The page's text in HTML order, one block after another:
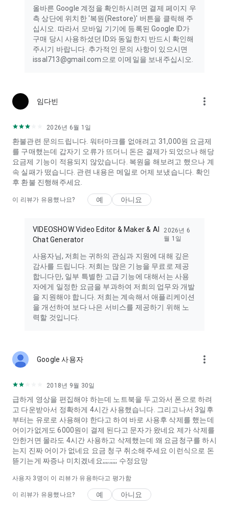
올바른 Google 계정을 확인하시려면 결제 페이지 우
측 상단에 위치한 '복원(Restore)' 버튼을 클릭해 주
십시오. 따라서 모바일 기기에 등록된 Google ID가
구매 당시 사용하셨던 ID와 동일한지 반드시 확인해
주시기 바랍니다. 추가적인 문의 사항이 있으시면
issal713@gmail.com으로 이메일을 보내주십시오.
임다빈 more_vert
2026년 6월 1일
환불관련 문의드립니다. 워터마크를 없애려고 31,000원 요금제
를 구매했는데 갑자기 오류가 뜨더니 돈은 결제가 되었으나 해당
요금제 기능이 적용되지 않았습니다. 복원을 해보려고 했으나 계
속 실패가 떴습니다. 관련 내용은 메일로 어제 보냈습니다. 확인
후 환불 진행해주세요.
이 리뷰가 유용했나요? 예 아니요
VIDEOSHOW Video Editor & Maker & AI
Chat Generator
2026년 6
월 1일
사용자님, 저희는 귀하의 관심과 지원에 대해 깊은
감사를 드립니다. 저희는 많은 기능을 무료로 제공
합니다만, 일부 특별한 고급 기능에 대해서는 사용
자에게 일정한 요금을 부과하여 저희의 업무와 개발
을 지원해야 합니다. 저희는 계속해서 애플리케이션
을 개선하여 보다 나은 서비스를 제공하기 위해 노
력할 것입니다.
Google 사용자 more_vert
2018년 9월 30일
급하게 영상을 편집해야 하는데 노트북을 두고와서 폰으로 하려
고 다운받아서 정확하게 4시간 사용했습니다. 그리고나서 3일후
부터는 유로로 사용해야 한다고 하여 바로 사용후 삭제를 했는데
어이가없게도 6000원이 결제 된다고 문자가 왔네요 제가 삭제를
안한거면 몰라도 4시간 사용하고 삭제했는데 왜 요금청구를 하시
는지 진짜 어이가 없네요 요금 청구 취소해주세요 이런식으로 돈
뜯기는게 짜증나 미치겠네요;;;;;;;;; 수정요망
사용자 3 명이 이 리뷰가 유용하다고 평가함
이 리뷰가 유용했나요? 예 아니요